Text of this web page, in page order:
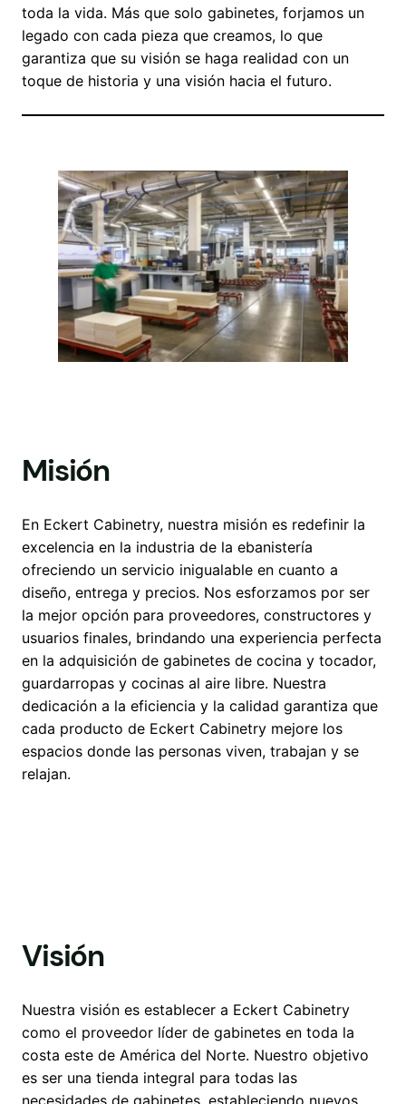
toda la vida. Más que solo gabinetes, forjamos un
legado con cada pieza que creamos, lo que
garantiza que su visión se haga realidad con un
toque de historia y una visión hacia el futuro.
Misión
En Eckert Cabinetry, nuestra misión es redefinir la
excelencia en la industria de la ebanistería
ofreciendo un servicio inigualable en cuanto a
diseño, entrega y precios. Nos esforzamos por ser
la mejor opción para proveedores, constructores y
usuarios finales, brindando una experiencia perfecta
en la adquisición de gabinetes de cocina y tocador,
guardarropas y cocinas al aire libre. Nuestra
dedicación a la eficiencia y la calidad garantiza que
cada producto de Eckert Cabinetry mejore los
espacios donde las personas viven, trabajan y se
relajan.
Visión
Nuestra visión es establecer a Eckert Cabinetry
como el proveedor líder de gabinetes en toda la
costa este de América del Norte. Nuestro objetivo
es ser una tienda integral para todas las
necesidades de gabinetes, estableciendo nuevos